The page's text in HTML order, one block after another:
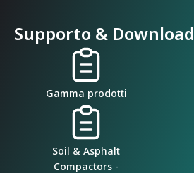
Supporto & Download
Gamma prodotti
Soil & Asphalt
Compactors -